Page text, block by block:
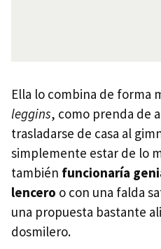
Ella lo combina de forma
leggins, como prenda de
trasladarse de casa al
simplemente estar de lo
también funcionaría
lencero o con una falda
una propuesta bastante
dosmilero.